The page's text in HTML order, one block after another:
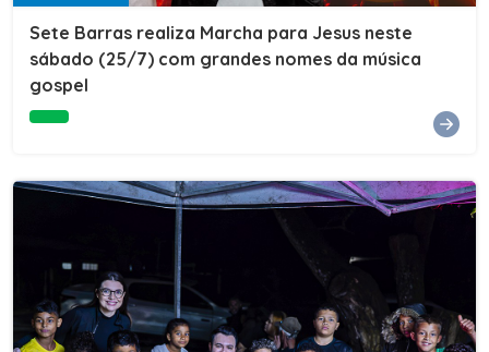
Sete Barras realiza Marcha para Jesus neste
sábado (25/7) com grandes nomes da música
gospel